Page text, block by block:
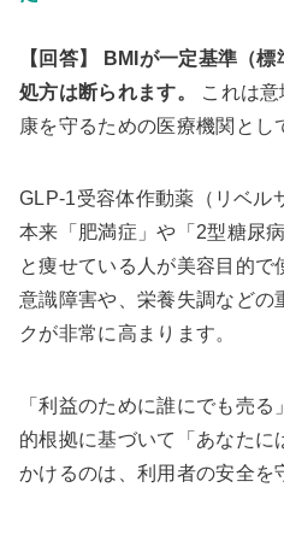
【回答】
BMIが一定基準（標
処方は断られます。
これは
康を守るための医療機関とし
GLP-1受容体作動薬（リベル
本来「肥満症」や「2型糖尿
と痩せている人が美容目的で
意識障害や、栄養失調などの
クが非常に高まります。
「利益のために誰にでも売
的根拠に基づいて「あなたに
かけるのは、利用者の安全を